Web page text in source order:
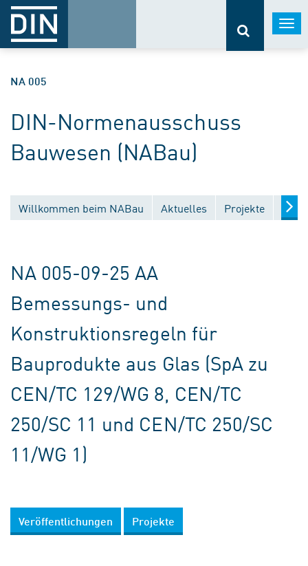
NA 005
DIN-Normenausschuss
Bauwesen (NABau)
Willkommen beim NABau Aktuelles Projekte
NA 005-09-25 AA
Bemessungs- und
Konstruktionsregeln für
Bauprodukte aus Glas (SpA zu
CEN/TC 129/WG 8, CEN/TC
250/SC 11 und CEN/TC 250/SC
11/WG 1)
Veröffentlichungen Projekte